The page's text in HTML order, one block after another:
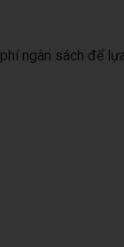
ngân sách để